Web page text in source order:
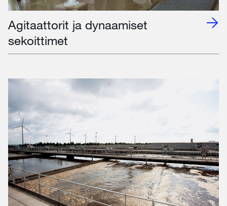
Agitaattorit ja dynaamiset
sekoittimet